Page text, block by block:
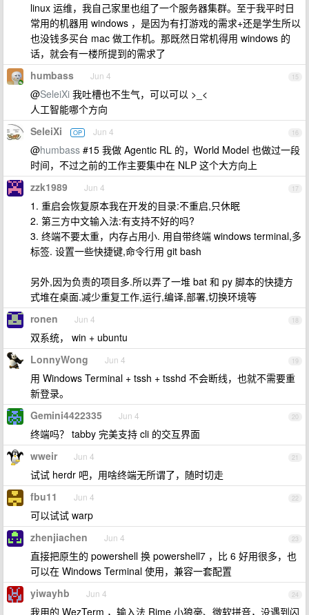
linux 运维，我自己家里也组了一个服务器集群。至于我平时日
常用的机器用 windows ，是因为有打游戏的需求+还是学生所以
也没钱多买台 mac 做工作机。那既然日常机得用 windows 的
话，就会有一楼所提到的需求了
15
humbass Jun 4
@SeleiXi 我吐槽也不生气，可以可以 >_<
人工智能哪个方向
16
SeleiXi OP Jun 4
@humbass #15 我做 Agentic RL 的，World Model 也做过一段
时间，不过之前的工作主要集中在 NLP 这个大方向上
17
zzk1989 Jun 4
1. 重启会恢复原本我在开发的目录:不重启,只休眠
2. 第三方中文输入法:有支持不好的吗?
3. 终端不要太重，内存占用小. 用自带终端 windows terminal,多
标签. 设置一些快捷键,命令行用 git bash
另外,因为负责的项目多.所以弄了一堆 bat 和 py 脚本的快捷方
式堆在桌面.减少重复工作,运行,编译,部署,切换环境等
18
ronen Jun 4
双系统， win + ubuntu
19
LonnyWong Jun 4
用 Windows Terminal + tssh + tsshd 不会断线，也就不需要重
新登录。
20
Gemini4422335 Jun 4
终端吗？ tabby 完美支持 cli 的交互界面
21
wweir Jun 4
试试 herdr 吧，用啥终端无所谓了，随时切走
22
fbu11 Jun 4
可以试试 warp
23
zhenjiachen Jun 4
直接把原生的 powershell 换 powershell7 ，比 6 好用很多，也
可以在 Windows Terminal 使用，兼容一套配置
24
yiwayhb Jun 4
我用的 WezTerm ，输入法 Rime 小狼毫、微软拼音，没遇到闪